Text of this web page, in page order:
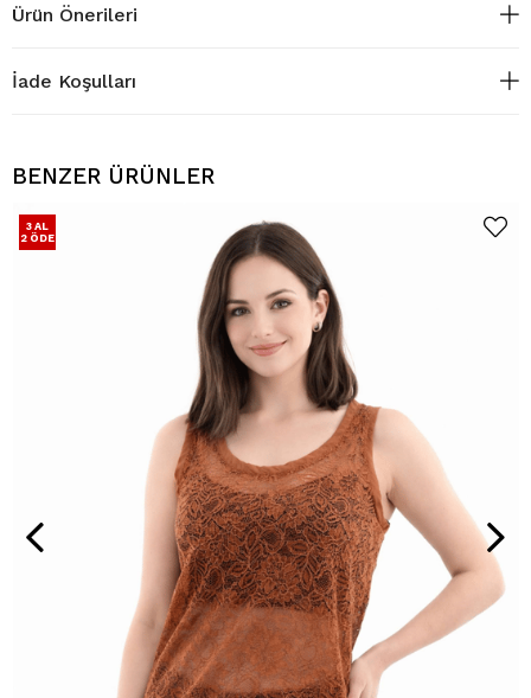
Ürün Önerileri
İade Koşulları
BENZER ÜRÜNLER
3 AL
2 ÖDE